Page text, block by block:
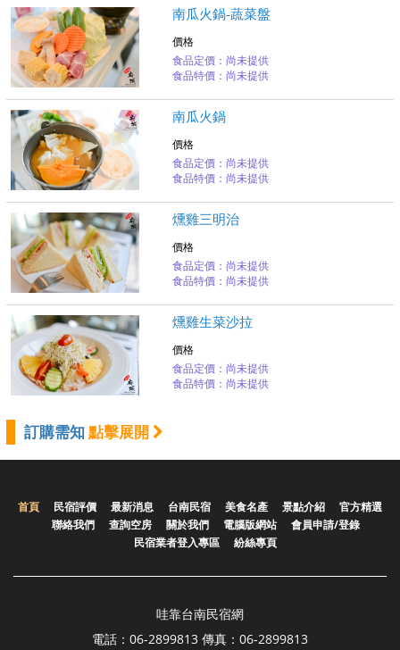
南瓜火鍋-蔬菜盤
價格
食品定價：尚未提供
食品特價：尚未提供
南瓜火鍋
價格
食品定價：尚未提供
食品特價：尚未提供
燻雞三明治
價格
食品定價：尚未提供
食品特價：尚未提供
燻雞生菜沙拉
價格
食品定價：尚未提供
食品特價：尚未提供
訂購需知 點擊展開
首頁 民宿評價 最新消息 台南民宿 美食名產 景點介紹
官方精選
聯絡我們
查詢空房 關於我們 電腦版網站
會員申請/登錄
民宿業者登入專區
紛絲專頁
哇靠台南民宿網
電話：06-2899813 傳真：06-2899813